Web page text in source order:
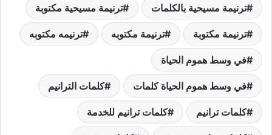
ترنيمة مسيحية بالكلمات ترنيمة مسيحية مكتوبة
ترنيمة مكتوبة ترنيمة مكتوبه ترنيمه مكتوبه
في وسط هموم الحياة
في وسط هموم الحياة كلمات كلمات الترانيم
كلمات ترانيم كلمات ترانيم للخدمة